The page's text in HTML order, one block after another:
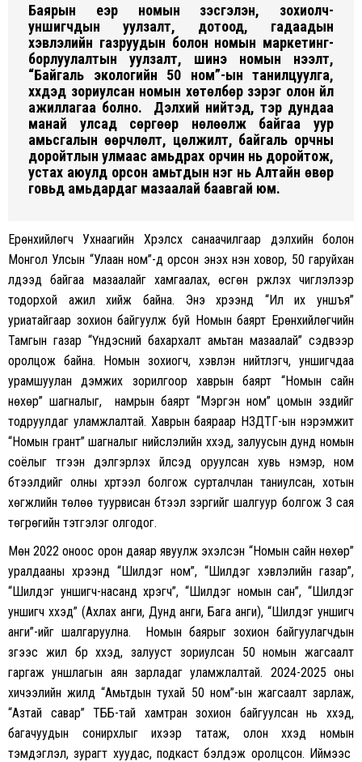
Баярын үеэр номын үзэсгэлэн, зохиолч-
уншигчдын уулзалт, дотоод, гадаадын
хэвлэлийн газруудын болон номын маркетинг-
борлуулалтын уулзалт, шинэ номын нээлт,
“Байгаль экологийн 50 ном”-ын танилцуулга,
хүүхдэд зориулсан номын хөтөлбөр зэрэг олон үйл
ажиллагаа болно. Дэлхий нийтэд, тэр дундаа
манай улсад сөргөөр нөлөөлж байгаа уур
амьсгалын өөрчлөлт, цөлжилт, байгаль орчны
доройтлын улмаас амьдрах орчин нь доройтож,
устах аюулд орсон амьтдын нэг нь Алтайн өвөр
говьд амьдардаг мазаалай баавгай юм.
Ерөнхийлөгч Ухнаагийн Хүрэлсүх санаачилгаар дэлхийн болон
Монгол Улсын “Улаан ном”-д орсон энэхүү нэн ховор, 50 гаруйхан
үлдээд байгаа мазаалайг хамгаалах, өсгөн үржүүлэх чиглэлээр
тодорхой ажил хийж байна. Энэ хүрээнд “Илүү их уншъя”
уриатайгаар зохион байгуулж буй Номын баярт Ерөнхийлөгчийн
Тамгын газар “Үндэсний бахархалт амьтан мазаалай” сэдвээр
оролцож байна. Номын зохиогч, хэвлэн нийтлэгч, уншигчдаа
урамшуулан дэмжих зорилгоор хаврын баярт “Номын сайн
нөхөр” шагналыг, намрын баярт “Мэргэн ном” цомын эздийг
тодруулдаг уламжлалтай. Хаврын баяраар НЗДТГ-ын нэрэмжит
“Номын грант” шагналыг нийслэлийн хүүхэд, залуусын дунд номын
соёлыг түгээн дэлгэрүүлэх үйлсэд оруулсан хувь нэмэр, ном
бүтээлүүдийг олны хүртээл болгож сурталчлан таниулсан, хотын
хөгжлийн төлөө туурвисан бүтээл зэргийг шалгуур болгож 3 сая
төгрөгийн тэтгэлэг олгодог.
Мөн 2022 оноос орон даяар явуулж эхэлсэн “Номын сайн нөхөр”
уралдааны хүрээнд “Шилдэг ном”, “Шилдэг хэвлэлийн газар”,
“Шилдэг уншигч-насанд хүрэгч”, “Шилдэг номын сан”, “Шилдэг
уншигч хүүхэд” (Ахлах анги, Дунд анги, Бага анги), “Шилдэг уншигч
анги”-ийг шалгаруулна. Номын баярыг зохион байгуулагчдын
зүгээс жил бүр хүүхэд, залууст зориулсан 50 номын жагсаалт
гаргаж уншлагын аян зарладаг уламжлалтай. 2024-2025 оны
хичээлийн жилд “Амьтдын тухай 50 ном”-ын жагсаалт зарлаж,
“Азтай савар” ТББ-тай хамтран зохион байгуулсан нь хүүхэд,
багачуудын сонирхлыг ихээр татаж, олон хүүхэд номын
тэмдэглэл, зурагт хуудас, подкаст бэлдэж оролцсон. Иймээс